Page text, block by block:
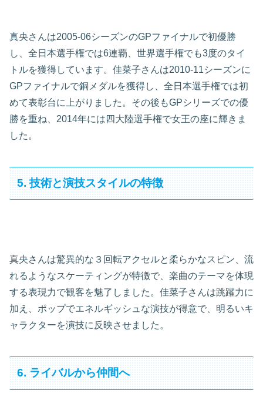
真央さんは2005-06シーズンのGPファイナルで初優勝
し、全日本選手権では6連覇、世界選手権でも3度のタイ
トルを獲得しています。佳菜子さんは2010-11シーズンに
GPファイナルで銅メダルを獲得し、全日本選手権では初
めて表彰台に上がりました。その後もGPシリーズでの優
勝を重ね、2014年には四大陸選手権で女王の座に輝きま
した。
5. 技術と演技スタイルの特徴
真央さんは驚異的な３回転アクセルと柔らかなスピン、流
れるようなスケーティングが特徴で、楽曲のテーマを体現
する表現力で観客を魅了しました。佳菜子さんは跳躍力に
加え、ポップでエネルギッシュな演技が得意で、明るいキ
ャラクターを演技に反映させました。
6. ライバルから仲間へ